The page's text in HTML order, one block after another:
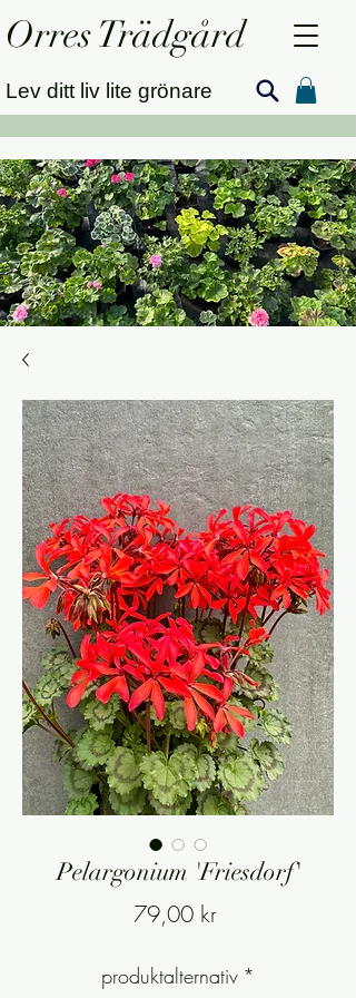
Lev ditt liv lite grönare
Orres Trädgård
Pelargonium 'Friesdorf'
79,00 krPris
produktalternativ *